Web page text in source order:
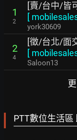
1
2
[賣/台中/皆
[
york30609
2
4
[徵/台北/面
[
Saloon13
PTT數位生活區